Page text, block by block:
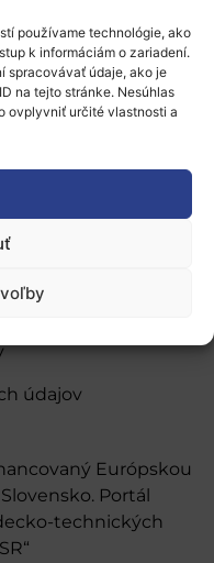
používame technológie, ako
k informáciám o zariadení.
spracovávať údaje, ako je
na tejto stránke. Nesúhlas
ovplyvniť určité vlastnosti a
údajov
Európskou
Portál
technických